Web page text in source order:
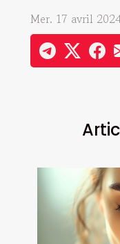
Mer. 17 avril